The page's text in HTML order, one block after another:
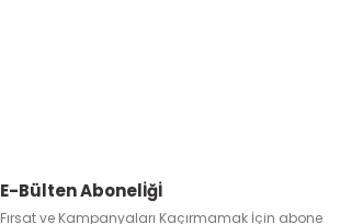
E-Bülten Abonelİğİ
Fırsat ve Kampanyaları Kaçırmamak İçin abone